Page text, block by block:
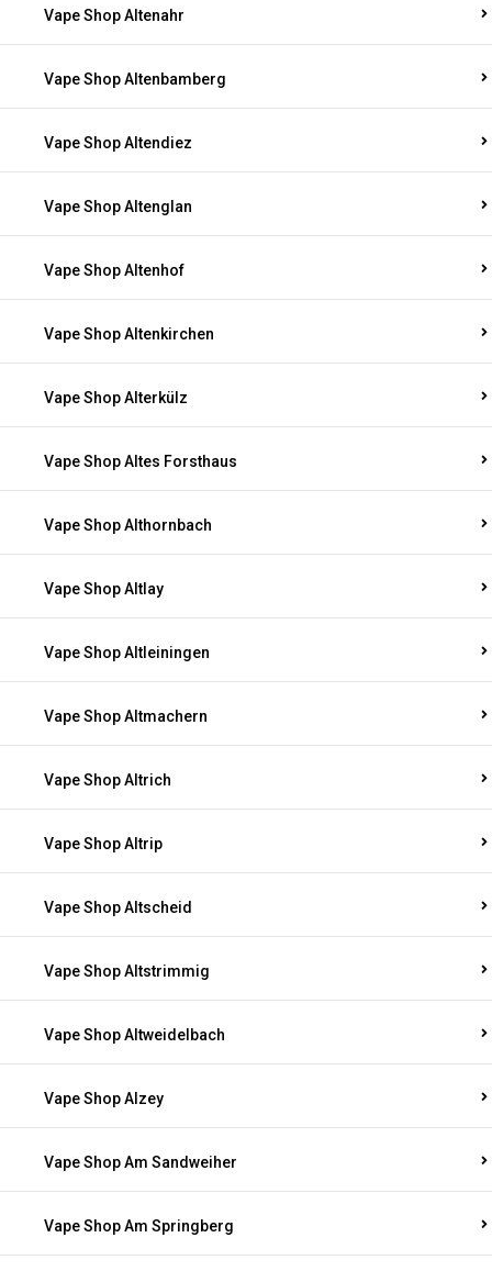
Vape Shop Altenahr
Vape Shop Altenbamberg
Vape Shop Altendiez
Vape Shop Altenglan
Vape Shop Altenhof
Vape Shop Altenkirchen
Vape Shop Alterkülz
Vape Shop Altes Forsthaus
Vape Shop Althornbach
Vape Shop Altlay
Vape Shop Altleiningen
Vape Shop Altmachern
Vape Shop Altrich
Vape Shop Altrip
Vape Shop Altscheid
Vape Shop Altstrimmig
Vape Shop Altweidelbach
Vape Shop Alzey
Vape Shop Am Sandweiher
Vape Shop Am Springberg